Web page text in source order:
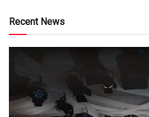
Recent News